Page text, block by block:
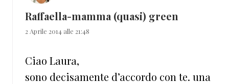
Raffaella-mamma (quasi) green
2 Aprile 2014 alle 21:48
Ciao Laura,
sono decisamente d’accordo con te. una